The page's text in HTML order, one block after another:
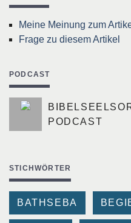
Meine Meinung zum
Frage zu diesem Artikel
PODCAST
PODCAST
STICHWÖRTER
BATHSEBA